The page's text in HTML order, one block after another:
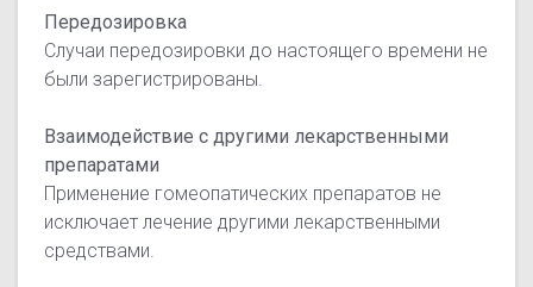
Передозировка
Случаи передозировки до настоящего времени не
были зарегистрированы.
Взаимодействие с другими лекарственными
препаратами
Применение гомеопатических препаратов не
исключает лечение другими лекарственными
средствами.